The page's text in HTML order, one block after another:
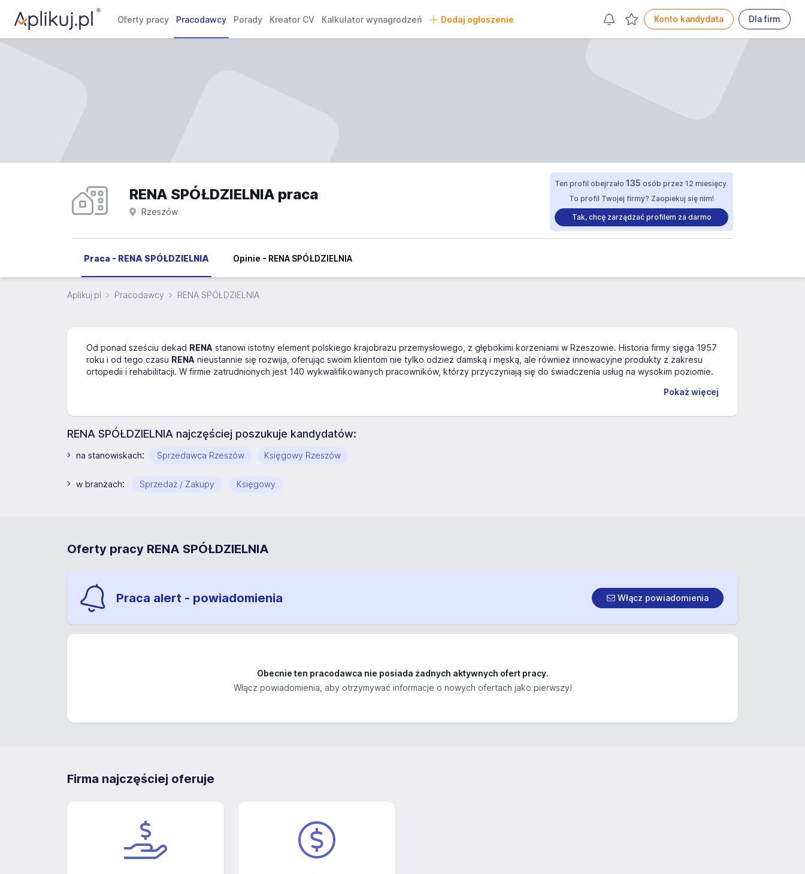
Oferty pracy Pracodawcy Porady Kreator CV Kalkulator wynagrodzeń Dodaj ogłoszenie Konto kandydata Dla firm
RENA SPÓŁDZIELNIA praca
Rzeszów
Ten profil obejrzało 135 osób przez 12 miesięcy.
To profil Twojej firmy? Zaopiekuj się nim!
Tak, chcę zarządzać profilem za darmo
Praca - RENA SPÓŁDZIELNIA Opinie - RENA SPÓŁDZIELNIA
Aplikuj.pl Pracodawcy RENA SPÓŁDZIELNIA
Od ponad sześciu dekad RENA stanowi istotny element polskiego krajobrazu przemysłowego, z głębokimi korzeniami w Rzeszowie. Historia firmy sięga 1957
roku i od tego czasu RENA nieustannie się rozwija, oferując swoim klientom nie tylko odzież damską i męską, ale również innowacyjne produkty z zakresu
ortopedii i rehabilitacji. W firmie zatrudnionych jest 140 wykwalifikowanych pracowników, którzy przyczyniają się do świadczenia usług na wysokim poziomie.
Pokaż więcej
RENA SPÓŁDZIELNIA najczęściej poszukuje kandydatów:
na stanowiskach: Sprzedawca Rzeszów Księgowy Rzeszów
w branżach: Sprzedaż / Zakupy Księgowy
Oferty pracy RENA SPÓŁDZIELNIA
Praca alert - powiadomienia Włącz powiadomienia
Obecnie ten pracodawca nie posiada żadnych aktywnych ofert pracy.
Włącz powiadomienia, aby otrzymywać informacje o nowych ofertach jako pierwszy!
Firma najczęściej oferuje